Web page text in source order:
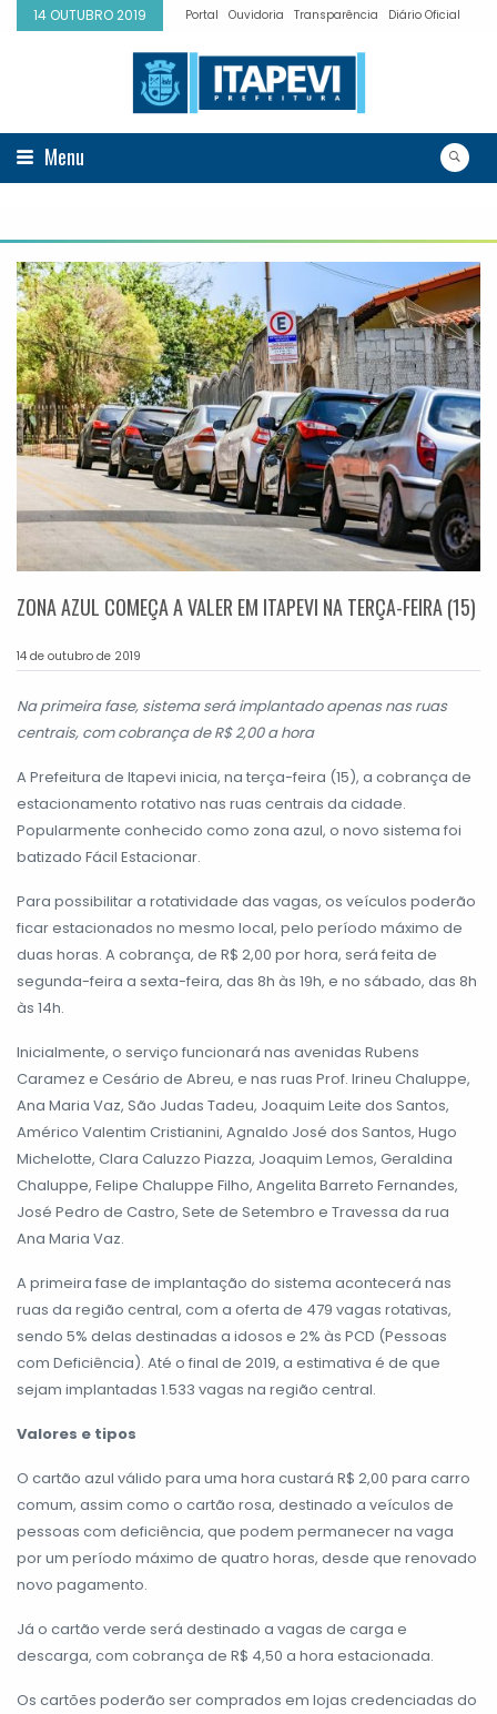
14 OUTUBRO 2019 Portal Ouvidoria Transparência Diário Oficial
Menu
ZONA AZUL COMEÇA A VALER EM ITAPEVI NA TERÇA-FEIRA (15)
14 de outubro de 2019
Na primeira fase, sistema será implantado apenas nas ruas
centrais, com cobrança de R$ 2,00 a hora
A Prefeitura de Itapevi inicia, na terça-feira (15), a cobrança de
estacionamento rotativo nas ruas centrais da cidade.
Popularmente conhecido como zona azul, o novo sistema foi
batizado Fácil Estacionar.
Para possibilitar a rotatividade das vagas, os veículos poderão
ficar estacionados no mesmo local, pelo período máximo de
duas horas. A cobrança, de R$ 2,00 por hora, será feita de
segunda-feira a sexta-feira, das 8h às 19h, e no sábado, das 8h
às 14h.
Inicialmente, o serviço funcionará nas avenidas Rubens
Caramez e Cesário de Abreu, e nas ruas Prof. Irineu Chaluppe,
Ana Maria Vaz, São Judas Tadeu, Joaquim Leite dos Santos,
Américo Valentim Cristianini, Agnaldo José dos Santos, Hugo
Michelotte, Clara Caluzzo Piazza, Joaquim Lemos, Geraldina
Chaluppe, Felipe Chaluppe Filho, Angelita Barreto Fernandes,
José Pedro de Castro, Sete de Setembro e Travessa da rua
Ana Maria Vaz.
A primeira fase de implantação do sistema acontecerá nas
ruas da região central, com a oferta de 479 vagas rotativas,
sendo 5% delas destinadas a idosos e 2% às PCD (Pessoas
com Deficiência). Até o final de 2019, a estimativa é de que
sejam implantadas 1.533 vagas na região central.
Valores e tipos
O cartão azul válido para uma hora custará R$ 2,00 para carro
comum, assim como o cartão rosa, destinado a veículos de
pessoas com deficiência, que podem permanecer na vaga
por um período máximo de quatro horas, desde que renovado
novo pagamento.
Já o cartão verde será destinado a vagas de carga e
descarga, com cobrança de R$ 4,50 a hora estacionada.
Os cartões poderão ser comprados em lojas credenciadas do